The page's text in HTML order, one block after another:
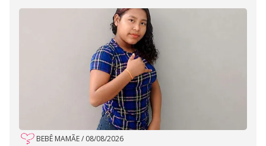
BEBÊ MAMÃE/ 08/08/2026